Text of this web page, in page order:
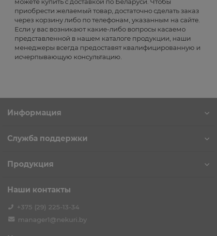
приобрести желаемый товар, достаточно сделать заказ
через корзину либо по телефонам, указанным на сайте.
Если у вас возникают какие-либо вопросы касаемо
представленной в нашем каталоге продукции, наши
менеджеры всегда предоставят квалифицированную и
исчерпывающую консультацию.
Информация
Служба поддержки
Продукция
Наши контакты
+375 (29) 225-13-34
manager1@nekuri.by